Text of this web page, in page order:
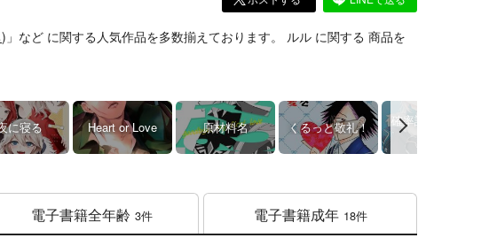
)」 など に関する人気作品を多数揃えております。 ルル に関する 商品を
に寝る Heart or Love 原材料名 くるっと敬礼！
確率論的ロマン
電子書籍全年齢 3件 電子書籍成年 18件